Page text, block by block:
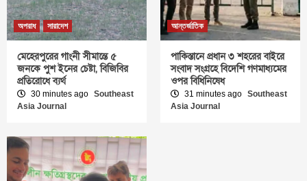
অপরাধ সারাদেশ
মেহেরপুরের গাংনী সীমান্তে ৫
জনকে পুশ ইনের চেষ্টা, বিজিবির
প্রতিরোধে ব্যর্থ
30 minutes ago Southeast
Asia Journal
আন্তর্জাতিক
পাকিস্তানে প্রধান ৩ শহরের বাইরে
সংবাদ সংগ্রহে বিদেশি গণমাধ্যমের
ওপর বিধিনিষেধ
31 minutes ago Southeast
Asia Journal